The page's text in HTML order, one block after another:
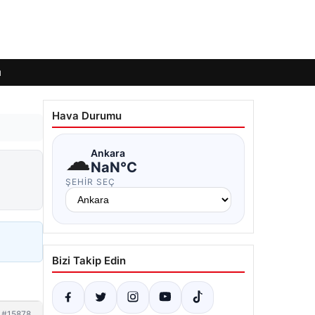
Hava Durumu
☁Ankara
NaN°C
ŞEHIR SEÇ
Bizi Takip Edin